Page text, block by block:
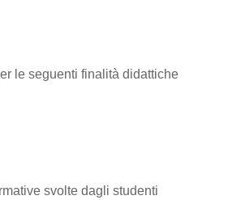
le seguenti finalità didattiche
svolte dagli studenti